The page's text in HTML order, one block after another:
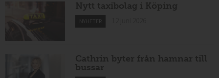
Nytt taxibolag i Köping
NYHETER
Cathrin byter från hamnar till
bussar